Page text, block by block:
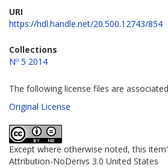
URI
https://hdl.handle.net/20.500.12743/854
Collections
Nº 5 2014
The following license files are
Original License
Except where otherwise noted, this
Attribution-NoDerivs 3.0 United States